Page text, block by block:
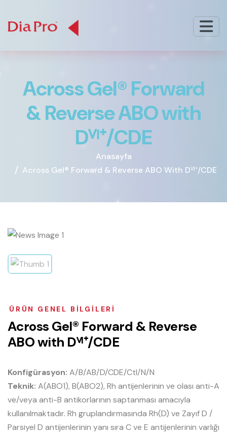
AcrossGel®Forward
&ReverseABOwith
Dⱽᴵ⁺/CDE
Anasayfa
Across Gel® Forward & Reverse ABO With Dⱽᴵ⁺/CDE
ÜRÜN GENEL BILGILERI
Across Gel® Forward & Reverse
ABOwith Dⱽᴵ⁺/CDE
Konfigürasyon: A/B/AB/D/CDE/Ctl/N/N
Teknik: A(ABO1), B(ABO2), Rh antijenlerinin ve olası anti-A
ve/veya anti-B antikorlarının saptanması amacıyla
kullanılmaktadır. Rh gruplandırmasında Rh(D) ve Zayıf D /
Parsiyel D antijenlerinin yanı sıra C ve E antijenlerinin varlığı